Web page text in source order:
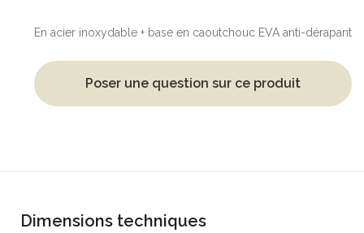
En acier inoxydable + base en caoutchouc EVA anti-dérapant
Poser une question sur ce produit
Dimensions techniques